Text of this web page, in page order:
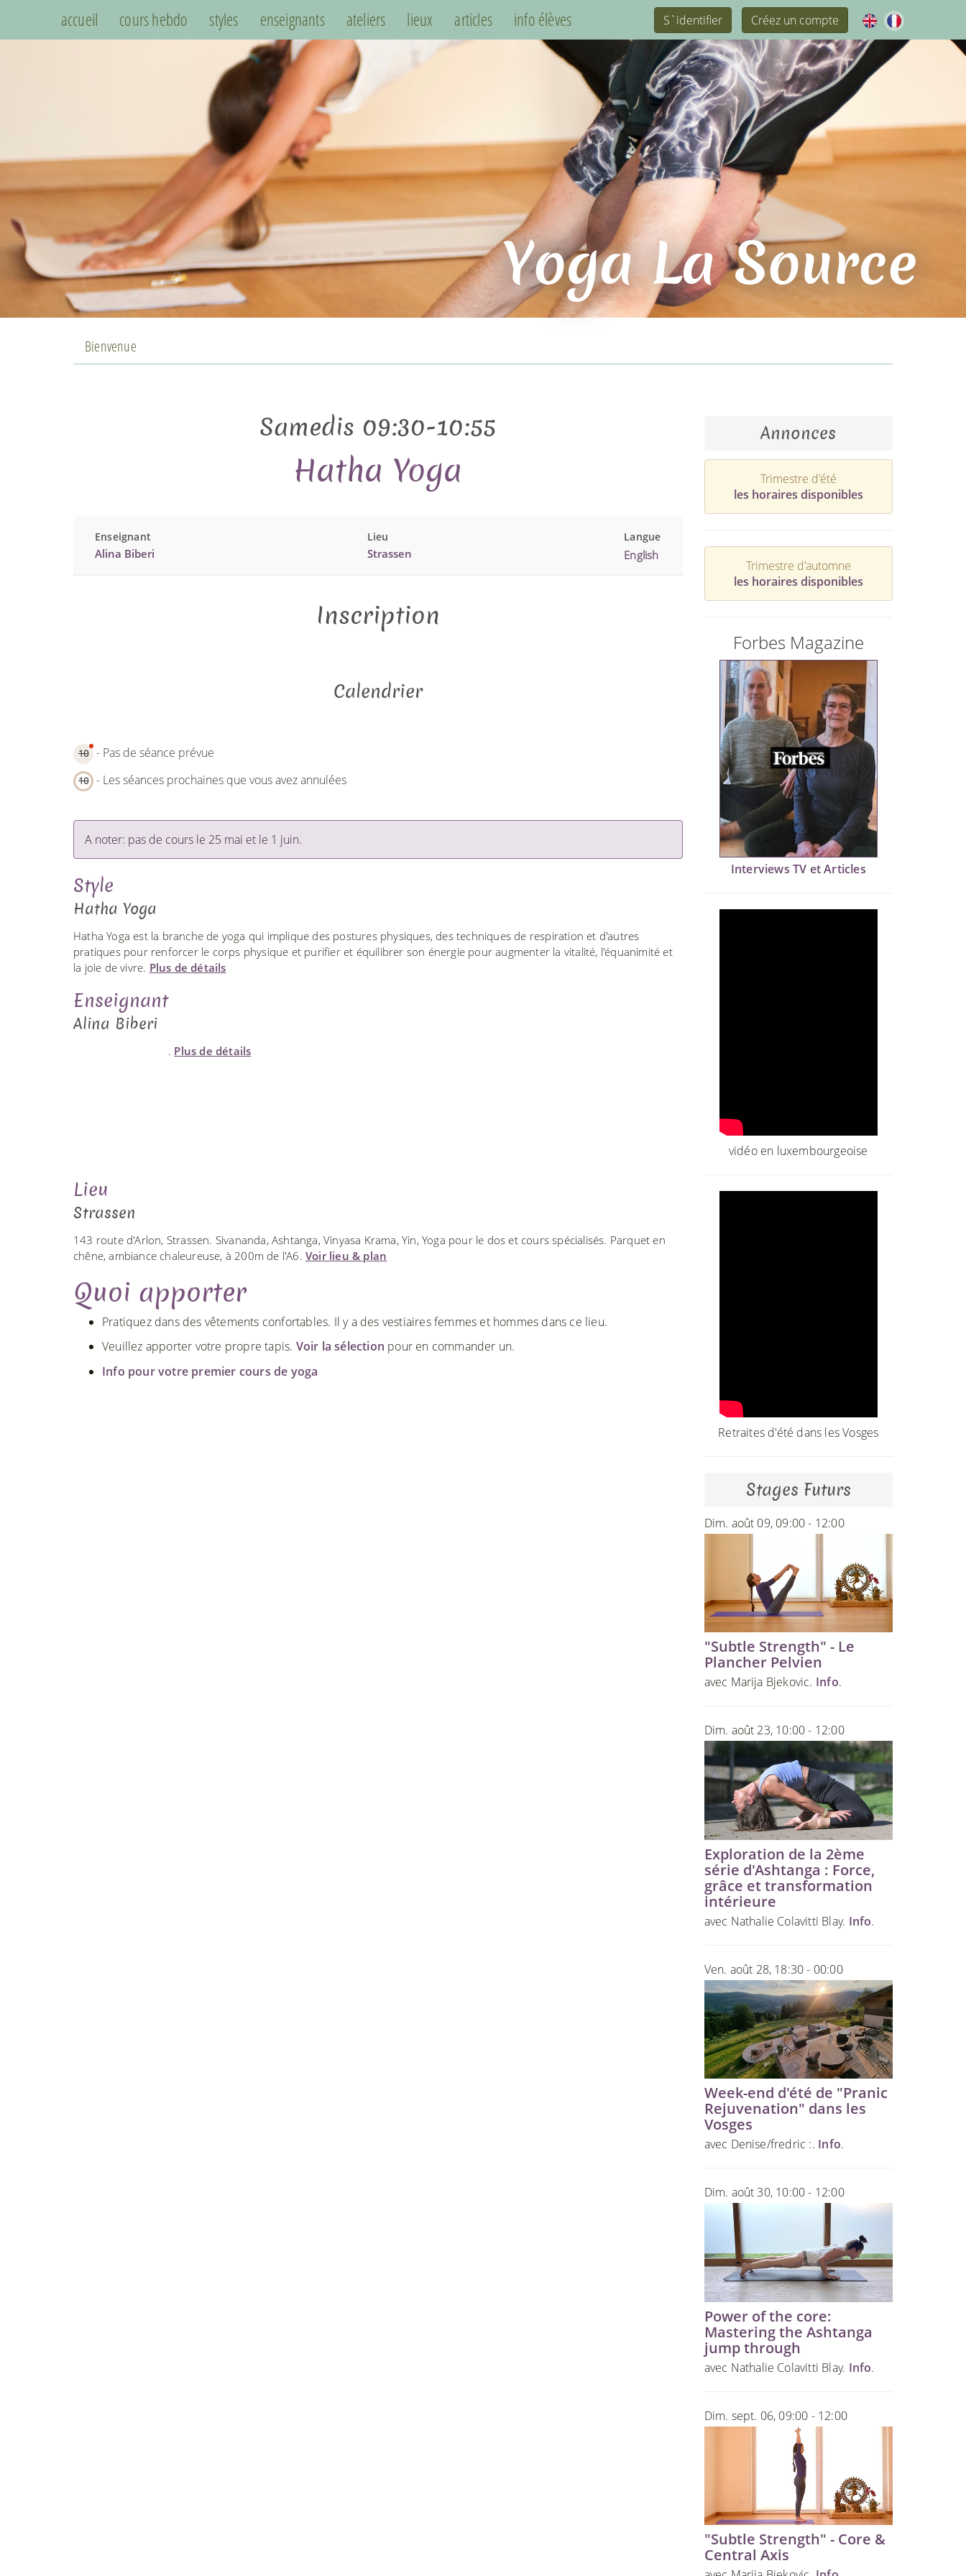
accueil cours hebdo styles enseignants ateliers lieux articles info élèves S`identifier Créez un compte
Yoga La Source
Bienvenue
Samedis 09:30-10:55
Hatha Yoga
Enseignant
Alina Biberi
Lieu
Strassen
Langue
English
Inscription
Calendrier
10 - Pas de séance prévue
10 - Les séances prochaines que vous avez annulées
A noter: pas de cours le 25 mai et le 1 juin.
Style
Hatha Yoga
Hatha Yoga est la branche de yoga qui implique des postures physiques, des techniques de respiration et d'autres
pratiques pour renforcer le corps physique et purifier et équilibrer son énergie pour augmenter la vitalité, l'équanimité et
la joie de vivre. Plus de détails
Enseignant
Alina Biberi
. Plus de détails
Lieu
Strassen
143 route d'Arlon, Strassen. Sivananda, Ashtanga, Vinyasa Krama, Yin, Yoga pour le dos et cours spécialisés. Parquet en
chêne, ambiance chaleureuse, à 200m de l'A6.Voir lieu & plan
Quoi apporter
Pratiquez dans des vêtements confortables. Il y a des vestiaires femmes et hommes dans ce lieu.
Veuillez apporter votre propre tapis. Voir la sélection pour en commander un.
Info pour votre premier cours de yoga
Annonces
Trimestre d'été
les horaires disponibles
Trimestre d'automne
les horaires disponibles
Forbes Magazine
Interviews TV et Articles
vidéo en luxembourgeoise
Retraites d'été dans les Vosges
Stages Futurs
Dim. août 09, 09:00 - 12:00
"Subtle Strength" - Le
Plancher Pelvien
avec Marija Bjekovic. Info.
Dim. août 23, 10:00 - 12:00
Exploration de la 2ème
série d'Ashtanga : Force,
grâce et transformation
intérieure
avec Nathalie Colavitti Blay. Info.
Ven. août 28, 18:30 - 00:00
Week-end d'été de "Pranic
Rejuvenation" dans les
Vosges
avec Denise/fredric :. Info.
Dim. août 30, 10:00 - 12:00
Power of the core:
Mastering the Ashtanga
jump through
avec Nathalie Colavitti Blay. Info.
Dim. sept. 06, 09:00 - 12:00
"Subtle Strength" - Core &
Central Axis